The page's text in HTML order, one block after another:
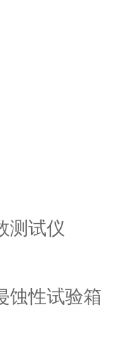
测试仪
蚀性试验箱